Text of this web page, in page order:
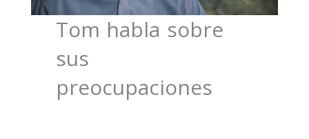
Tom habla sobre
sus
preocupaciones